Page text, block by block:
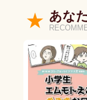
あな